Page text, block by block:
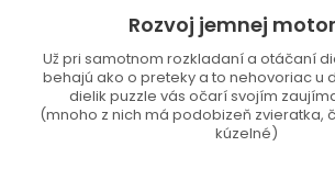
Rozvoj jemnej
Už pri samotnom rozkladaní a otáčaní
behajú ako o preteky a to nehovoriac u
dielik puzzle vás očarí svojím
(mnoho z nich má podobizeň zvieratka,
kúzelné)